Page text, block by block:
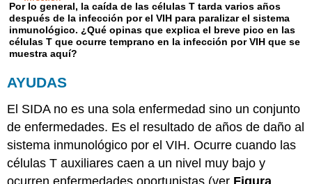
Por lo general, la caída de las células T tarda varios años
después de la infección por el VIH para paralizar el sistema
inmunológico. ¿Qué opinas que explica el breve pico en las
células T que ocurre temprano en la infección por VIH que se
muestra aquí?
AYUDAS
El SIDA no es una sola enfermedad sino un conjunto
de enfermedades. Es el resultado de años de daño al
sistema inmunológico por el VIH. Ocurre cuando las
células T auxiliares caen a un nivel muy bajo y
ocurren enfermedades oportunistas (ver Figura